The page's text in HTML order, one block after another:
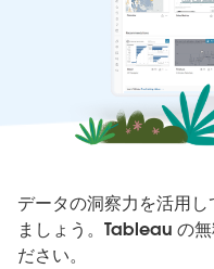
データの洞察力を活用
ましょう。Tableau の
ださい。